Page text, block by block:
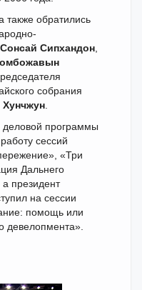
также обратились
Сонсай Сипхандон
собрания
программы
сессий
«Три
Дальнего
а президент
на сессии
помощь или
девелопмента».